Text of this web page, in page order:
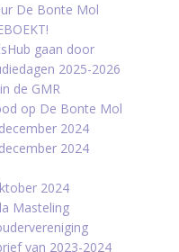
De Bonte Mol
gaan door
2025-2026
de GMR
op De Bonte Mol
2024
2024
2024
Masteling
van 2023-2024